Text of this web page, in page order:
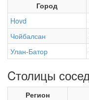
Город
Hovd
Чойбалсан
Улан-Батор
Cтолицы
Регион